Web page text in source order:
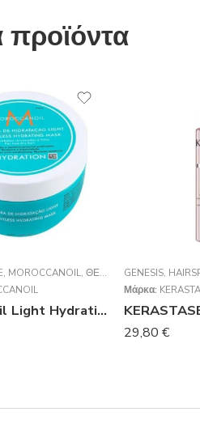
προϊόντα
, MOROCCANOIL, ΘΕΡΑΠΕΊΕΣ ,ΜΆΣΚΕΣ
Moroccanoil Light Hydrating Mask 250ml
GENESIS,
Μάρκα:
29,80 €